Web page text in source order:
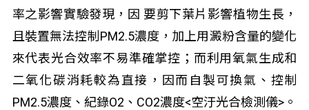
率之影響實驗發現，因 要剪下葉片影響植物生長，
且裝置無法控制PM2.5濃度，加上用澱粉含量的變化
來代表光合效率不易準確掌控；而利用氧氣生成和
二氧化碳消耗較為直接，因而自製可換氣、控制
PM2.5濃度、紀錄O2、CO2濃度<空汙光合檢測儀>。